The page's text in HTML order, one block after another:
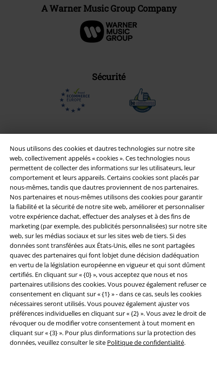
Nous utilisons des cookies et dautres technologies sur notre site
web, collectivement appelés « cookies ». Ces technologies nous
permettent de collecter des informations sur les utilisateurs, leur
comportement et leurs appareils. Certains cookies sont placés par
nous-mêmes, tandis que dautres proviennent de nos partenaires.
Nos partenaires et nous-mêmes utilisons des cookies pour garantir
la fiabilité et la sécurité de notre site web, améliorer et personnaliser
votre expérience dachat, effectuer des analyses et à des fins de
marketing (par exemple, des publicités personnalisées) sur notre site
web, sur les médias sociaux et sur les sites web de tiers. Si des
données sont transférées aux États-Unis, elles ne sont partagées
quavec des partenaires qui font lobjet dune décision dadéquation
en vertu de la législation européenne en vigueur et qui sont dûment
certifiés. En cliquant sur « {0} », vous acceptez que nous et nos
partenaires utilisions des cookies. Vous pouvez également refuser ce
consentement en cliquant sur « {1} » - dans ce cas, seuls les cookies
nécessaires seront utilisés. Vous pouvez également ajuster vos
préférences individuelles en cliquant sur « {2} ». Vous avez le droit de
révoquer ou de modifier votre consentement à tout moment en
cliquant sur « {3} ». Pour plus dinformations sur la protection des
données, veuillez consulter le site Politique de confidentialité.
A Warner Music Group Company
Sécurité
Légal
Conditions générales
Éditeur
Clauses de confidentialité
Élimination des déchets et protection de l'environnement
Déclaration de Conformité
Informations sur l'accessibilité